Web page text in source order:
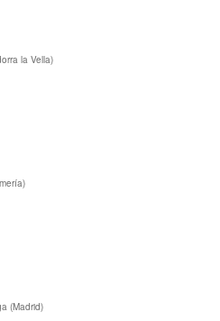
la Vella)
(Madrid)